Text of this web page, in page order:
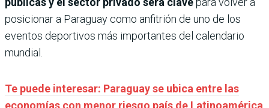
posicionar a Paraguay como anfitrión de uno de los
eventos deportivos más importantes del calendario
mundial.
Te puede interesar: Paraguay se ubica entre las